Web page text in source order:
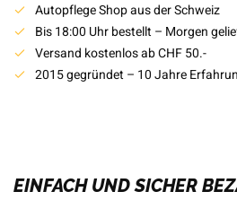
Autopflege Shop aus der Schweiz
Bis 18:00 Uhr bestellt – Morgen
Versand kostenlos ab CHF 50.-
2015 gegründet – 10 Jahre
EINFACH UND SICHER